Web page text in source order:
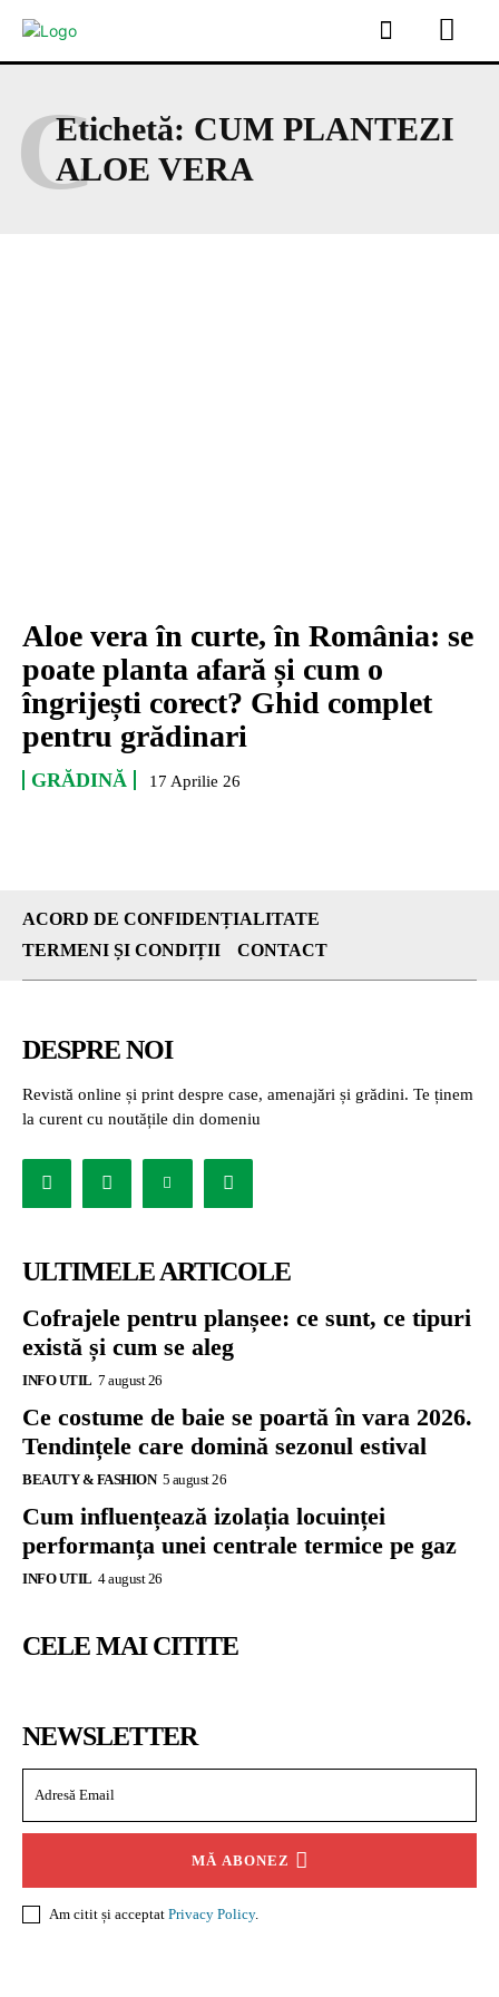
Etichetă: CUM PLANTEZI
ALOE VERA
C
Aloe vera în curte, în România: se
poate planta afară și cum o
îngrijești corect? Ghid complet
pentru grădinari
GRĂDINĂ 17 Aprilie 26
ACORD DE CONFIDENȚIALITATE
TERMENI ȘI CONDIȚII
CONTACT
DESPRE NOI
Revistă online și print despre case, amenajări și grădini. Te ținem
la curent cu noutățile din domeniu
ULTIMELE ARTICOLE
Cofrajele pentru planșee: ce sunt, ce tipuri
există și cum se aleg
INFO UTIL 7 august 26
Ce costume de baie se poartă în vara 2026.
Tendințele care domină sezonul estival
BEAUTY & FASHION 5 august 26
Cum influențează izolația locuinței
performanța unei centrale termice pe gaz
INFO UTIL 4 august 26
CELE MAI CITITE
NEWSLETTER
MĂ ABONEZ
Am citit și acceptat Privacy Policy.